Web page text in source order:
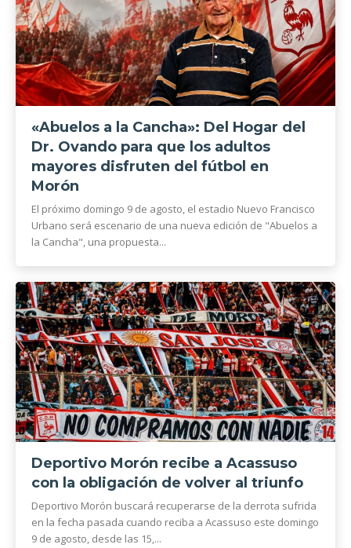
«Abuelos a la Cancha»: Del Hogar del
Dr. Ovando para que los adultos
mayores disfruten del fútbol en
Morón
El próximo domingo 9 de agosto, el estadio Nuevo Francisco
Urbano será escenario de una nueva edición de "Abuelos a
la Cancha", una propuesta...
Deportivo Morón recibe a Acassuso
con la obligación de volver al triunfo
Deportivo Morón buscará recuperarse de la derrota sufrida
en la fecha pasada cuando reciba a Acassuso este domingo
9 de agosto, desde las 15,...